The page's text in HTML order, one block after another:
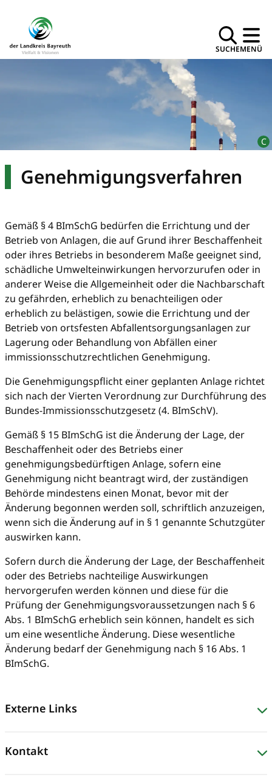
SUCHEMENÜ
Genehmigungsverfahren
Gemäß § 4 BImSchG bedürfen die Errichtung und der
Betrieb von Anlagen, die auf Grund ihrer Beschaffenheit
oder ihres Betriebs in besonderem Maße geeignet sind,
schädliche Umwelteinwirkungen hervorzurufen oder in
anderer Weise die Allgemeinheit oder die Nachbarschaft
zu gefährden, erheblich zu benachteiligen oder
erheblich zu belästigen, sowie die Errichtung und der
Betrieb von ortsfesten Abfallentsorgungsanlagen zur
Lagerung oder Behandlung von Abfällen einer
immissionsschutzrechtlichen Genehmigung.
Die Genehmigungspflicht einer geplanten Anlage richtet
sich nach der Vierten Verordnung zur Durchführung des
Bundes-Immissionsschutzgesetz (4. BImSchV).
Gemäß § 15 BImSchG ist die Änderung der Lage, der
Beschaffenheit oder des Betriebs einer
genehmigungsbedürftigen Anlage, sofern eine
Genehmigung nicht beantragt wird, der zuständigen
Behörde mindestens einen Monat, bevor mit der
Änderung begonnen werden soll, schriftlich anzuzeigen,
wenn sich die Änderung auf in § 1 genannte Schutzgüter
auswirken kann.
Sofern durch die Änderung der Lage, der Beschaffenheit
oder des Betriebs nachteilige Auswirkungen
hervorgerufen werden können und diese für die
Prüfung der Genehmigungsvoraussetzungen nach § 6
Abs. 1 BImSchG erheblich sein können, handelt es sich
um eine wesentliche Änderung. Diese wesentliche
Änderung bedarf der Genehmigung nach § 16 Abs. 1
BImSchG.
Externe Links
Kontakt